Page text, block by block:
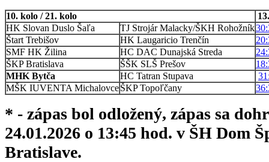
10. kolo / 21. kolo
HK Slovan Duslo Šaľa
TJ Strojár Malacky/ŠKH Rohožník
Štart Trebišov
HK Laugaricio Trenčín
SMF HK Žilina
HC DAC Dunajská Streda
ŠKP Bratislava
ŠŠK SLŠ Prešov
MHK Bytča
HC Tatran Stupava
MŠK IUVENTA MichalovceŠKP Topoľčany
* - zápas bol odložený, zápas sa
24.01.2026 o 13:45 hod. v ŠH Dom
Bratislave.